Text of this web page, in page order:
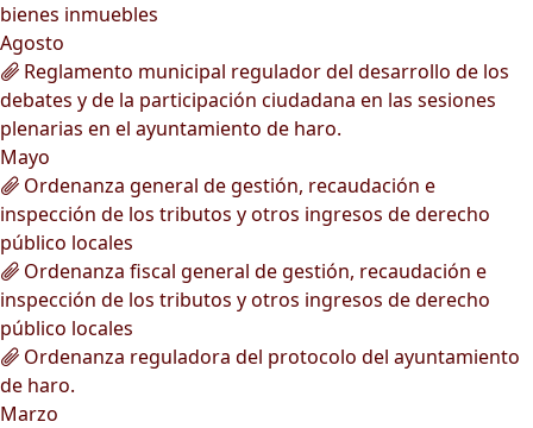
bienes inmuebles
Agosto
Reglamento municipal regulador del desarrollo de los
debates y de la participación ciudadana en las sesiones
plenarias en el ayuntamiento de haro.
Mayo
Ordenanza general de gestión, recaudación e
inspección de los tributos y otros ingresos de derecho
público locales
Ordenanza fiscal general de gestión, recaudación e
inspección de los tributos y otros ingresos de derecho
público locales
Ordenanza reguladora del protocolo del ayuntamiento
de haro.
Marzo